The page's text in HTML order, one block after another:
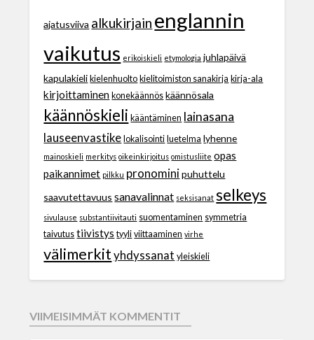
ajatusviiva alkukirjain englannin
vaikutus erikoiskieli etymologia juhlapäivä
kapulakieli kielenhuolto kielitoimiston sanakirja kirja-ala
kirjoittaminen konekäännös käännösala
käännöskieli kääntäminen lainasana
lauseenvastike lokalisointi luetelma lyhenne
mainoskieli merkitys oikeinkirjoitus omistusliite opas
paikannimet pilkku pronomini puhuttelu
saavutettavuus sanavalinnat seksisanat selkeys
sivulause substantiivitauti suomentaminen symmetria
taivutus tiivistys tyyli viittaaminen virhe
välimerkit yhdyssanat yleiskieli
VIIMEISIMMÄT KOMMENTIT